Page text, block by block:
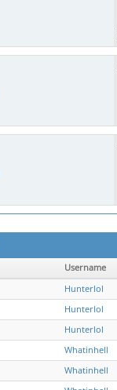
Username
Hunterlol
Hunterlol
Hunterlol
Whatinhell
Whatinhell